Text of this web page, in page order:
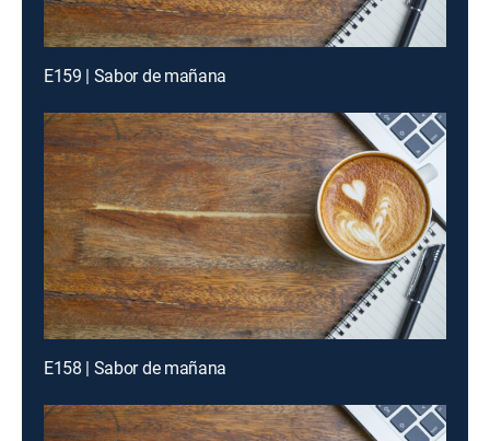
E159 | Sabor de mañana
E158 | Sabor de mañana